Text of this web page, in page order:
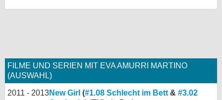
FILME UND SERIEN MIT EVA AMURRI MARTINO
(AUSWAHL)
2011 - 2013New Girl (#1.08 Schlecht im Bett & #3.02